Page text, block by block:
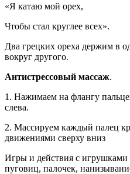
«Я катаю мой орех,
Чтобы стал круглее всех».
Два грецких ореха держим в
вокруг другого.
Антистрессовый массаж.
1. Нажимаем на флангу
слева.
2. Массируем каждый палец
движениями сверху вниз
Игры и действия с игрушками
пуговиц, палочек,